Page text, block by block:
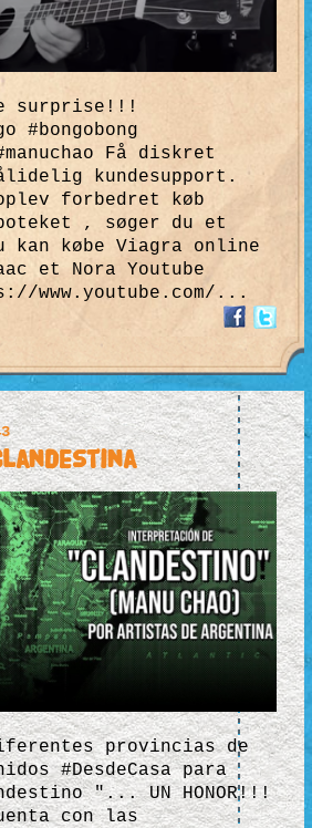
surprise!!!
#bongobong
Få diskret
kundesupport.
forbedret køb
, søger du et
kan købe Viagra online
et Nora Youtube
www.youtube.com/...
provincias de
#DesdeCasa para
"... UN HONOR!!!
con las